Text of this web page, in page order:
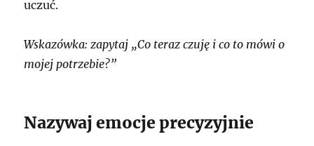
uczuć.
Wskazówka: zapytaj „Co teraz czuję i co to mówi o
mojej potrzebie?”
Nazywaj emocje precyzyjnie